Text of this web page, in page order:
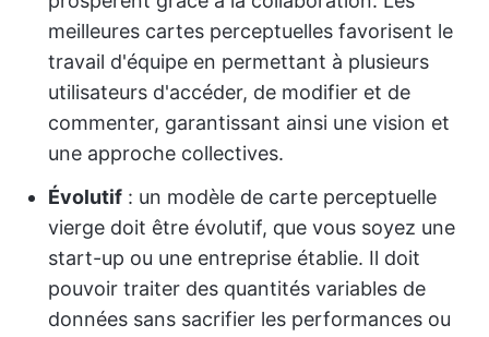
meilleures cartes perceptuelles favorisent le
travail d'équipe en permettant à plusieurs
utilisateurs d'accéder, de modifier et de
commenter, garantissant ainsi une vision et
une approche collectives.
Évolutif : un modèle de carte perceptuelle
vierge doit être évolutif, que vous soyez une
start-up ou une entreprise établie. Il doit
pouvoir traiter des quantités variables de
données sans sacrifier les performances ou